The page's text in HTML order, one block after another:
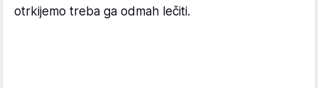
otrkijemo treba ga odmah lečiti.